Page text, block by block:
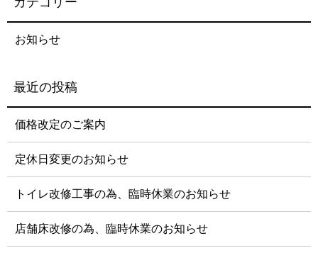
お知らせ
価格改定のご案内
定休日変更のお知らせ
トイレ改修工事の為、臨時休業のお知らせ
店舗床改修の為、臨時休業のお知らせ